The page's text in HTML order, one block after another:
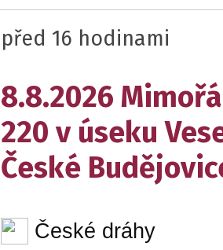
před 16 hodinami
8.8.2026
220 v úseku
České
České dráhy